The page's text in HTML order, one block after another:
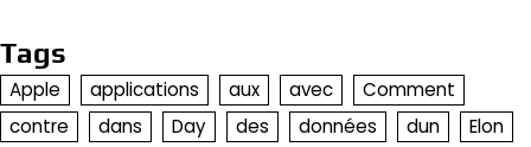
Tags
Apple applications aux avec
Comment
contre
dans Day des données dun
Elon